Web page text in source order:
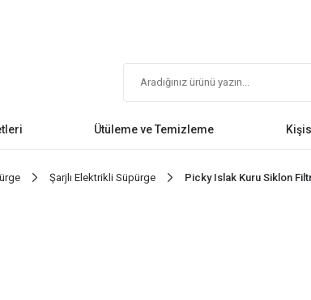
Ütüleme ve Temizleme
Şarjlı Elektrikli Süpürge Picky Islak Kuru Siklon